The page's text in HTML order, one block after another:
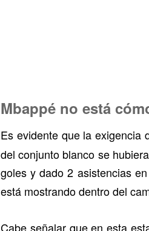
Mbappé no está
Es evidente que la exigencia
del conjunto blanco se
goles y dado 2 asistencias
está mostrando dentro del
Cabe señalar que en esta